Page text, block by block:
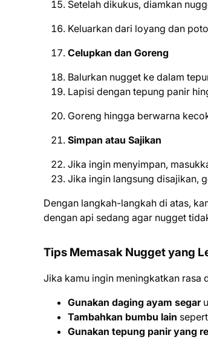
Setelah dikukus, diamkan
Keluarkan dari loyang dan
Celupkan dan Goreng
Balurkan nugget ke dalam
Lapisi dengan tepung panir
Goreng hingga berwarna
Simpan atau Sajikan
Jika ingin menyimpan,
Jika ingin langsung disajikan,
Dengan langkah-langkah di atas,
dengan api sedang agar nugget
Tips Memasak Nugget yang
Jika kamu ingin meningkatkan rasa
Gunakan daging ayam segar
Tambahkan bumbu lain
Gunakan tepung panir yang